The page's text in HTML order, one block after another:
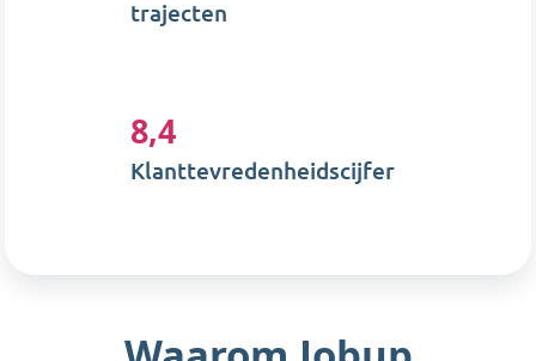
trajecten
8,4
Klanttevredenheidscijfer